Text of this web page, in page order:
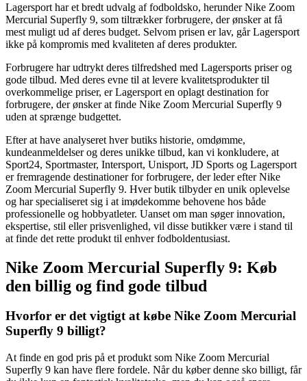
Lagersport har et bredt udvalg af fodboldsko, herunder Nike Zoom
Mercurial Superfly 9, som tiltrækker forbrugere, der ønsker at få
mest muligt ud af deres budget. Selvom prisen er lav, går Lagersport
ikke på kompromis med kvaliteten af deres produkter.
Forbrugere har udtrykt deres tilfredshed med Lagersports priser og
gode tilbud. Med deres evne til at levere kvalitetsprodukter til
overkommelige priser, er Lagersport en oplagt destination for
forbrugere, der ønsker at finde Nike Zoom Mercurial Superfly 9
uden at sprænge budgettet.
Efter at have analyseret hver butiks historie, omdømme,
kundeanmeldelser og deres unikke tilbud, kan vi konkludere, at
Sport24, Sportmaster, Intersport, Unisport, JD Sports og Lagersport
er fremragende destinationer for forbrugere, der leder efter Nike
Zoom Mercurial Superfly 9. Hver butik tilbyder en unik oplevelse
og har specialiseret sig i at imødekomme behovene hos både
professionelle og hobbyatleter. Uanset om man søger innovation,
ekspertise, stil eller prisvenlighed, vil disse butikker være i stand til
at finde det rette produkt til enhver fodboldentusiast.
Nike Zoom Mercurial Superfly 9: Køb
den billig og find gode tilbud
Hvorfor er det vigtigt at købe Nike Zoom Mercurial
Superfly 9 billigt?
At finde en god pris på et produkt som Nike Zoom Mercurial
Superfly 9 kan have flere fordele. Når du køber denne sko billigt, får